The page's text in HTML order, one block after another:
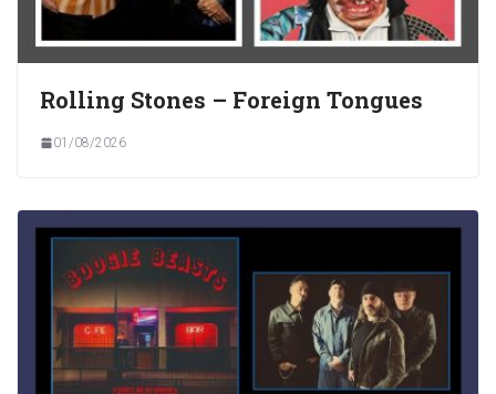
Rolling Stones – Foreign Tongues
01/08/2026